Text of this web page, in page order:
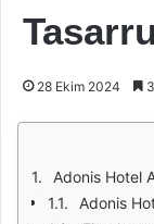
28 Ekim 2024
Adonis Hotel
Adonis